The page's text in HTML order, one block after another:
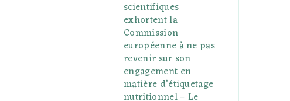
scientifiques
exhortent la
Commission
européenne à ne pas
revenir sur son
engagement en
matière d’étiquetage
nutritionnel – Le